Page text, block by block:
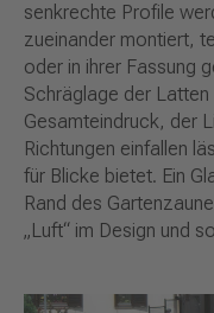
senkrechte Profile
zueinander montiert,
oder in ihrer Fassung
Schräglage der
Gesamteindruck, der
Richtungen einfallen
für Blicke bietet. Ein
Rand des
„Luft“ im Design und